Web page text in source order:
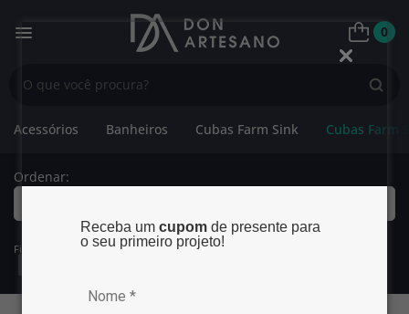
Receba um cupom de presente para
o seu primeiro projeto!
0
Acessórios Banheiros Cubas Farm Sink Cubas Farm
Ordenar:
Filtros: